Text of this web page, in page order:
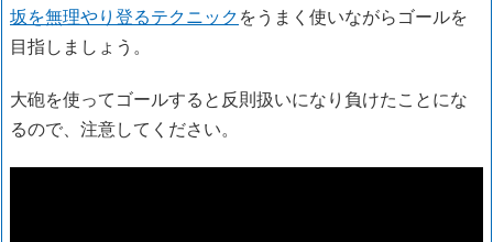
坂を無理やり登るテクニック をうまく使いながらゴールを
目指しましょう。
大砲を使ってゴールすると反則扱いになり負けたことにな
るので、注意してください。